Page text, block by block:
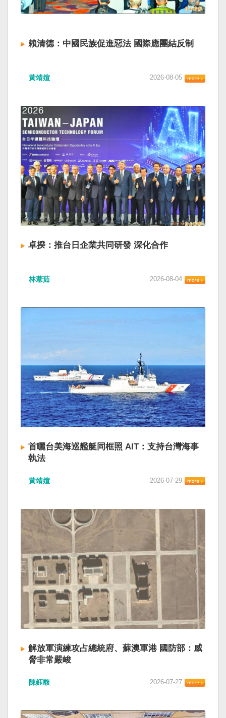
賴清德：中國民族促進惡法 國際應團結反制
黃靖媗 2026-08-05
卓揆：推台日企業共同研發 深化合作
林薏茹 2026-08-04
首曬台美海巡艦艇同框照 AIT：支持台灣海事
執法
黃靖媗 2026-07-29
解放軍演練攻占總統府、蘇澳軍港 國防部：威
脅非常嚴峻
陳鈺馥 2026-07-27